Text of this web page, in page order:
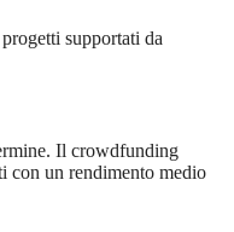
supportati da
Il crowdfunding
con un rendimento medio